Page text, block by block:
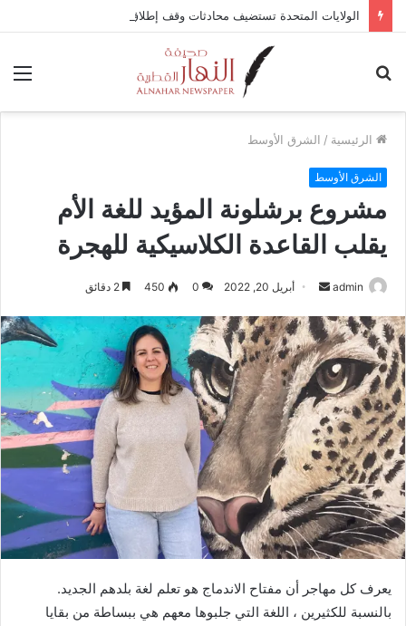
الرئيسية / الشرق الأوسط
الشرق الأوسط
مشروع برشلونة المؤيد للغة الأم
يقلب القاعدة الكلاسيكية للهجرة
admin
س
ل
ب
ر
ي
د
ا
إ
ل
ك
ت
و
ن
أبريل 20, 2022 0
450
يعرف كل مهاجر أن مفتاح الاندماج هو تعلم لغة بلدهم الجديد.
بالنسبة للكثيرين ، اللغة التي جلبوها معهم هي ببساطة من بقايا